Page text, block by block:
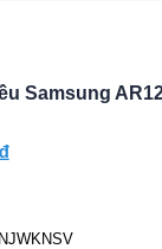
Samsung
₫